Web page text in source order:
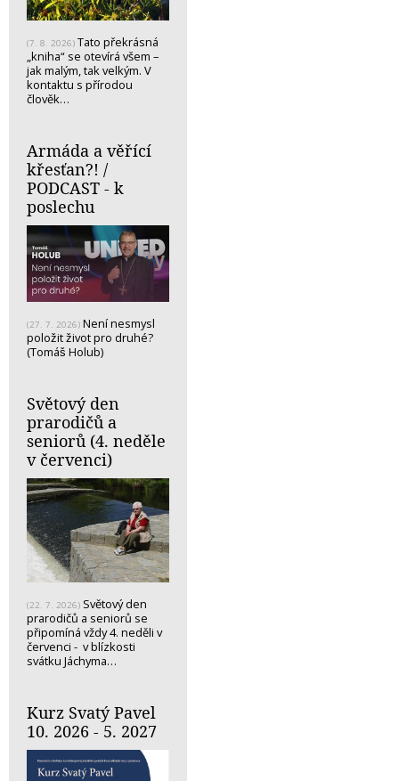
(7. 8. 2026) Tato překrásná
„kniha“ se otevírá všem –
jak malým, tak velkým. V
kontaktu s přírodou
člověk…
Armáda a věřící
křesťan?! /
PODCAST - k
poslechu
(27. 7. 2026) Není nesmysl
položit život pro druhé?
(Tomáš Holub)
Světový den
prarodičů a
seniorů (4. neděle
v červenci)
(22. 7. 2026) Světový den
prarodičů a seniorů se
připomíná vždy 4. neděli v
červenci - v blízkosti
svátku Jáchyma…
Kurz Svatý Pavel
10. 2026 - 5. 2027